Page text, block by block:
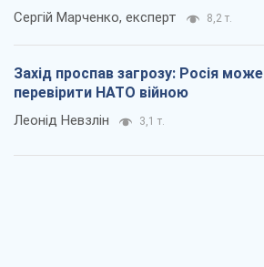
Сергій Марченко, експерт 8,2 т.
Захід проспав загрозу: Росія може
перевірити НАТО війною
Леонід Невзлін 3,1 т.